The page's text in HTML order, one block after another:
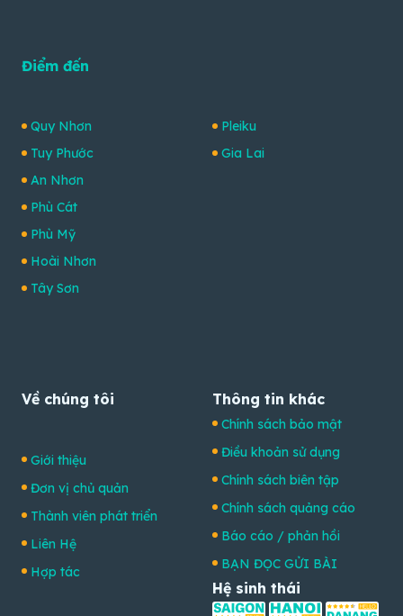
Điểm đến
Quy Nhơn
Tuy Phước
An Nhơn
Phù Cát
Phù Mỹ
Hoài Nhơn
Tây Sơn
Pleiku
Gia Lai
Về chúng tôi
Giới thiệu
Đơn vị chủ quản
Thành viên phát triển
Liên Hệ
Hợp tác
Thông tin khác
Chính sách bảo mật
Điều khoản sử dụng
Chính sách biên tập
Chính sách quảng cáo
Báo cáo / phản hồi
BẠN ĐỌC GỬI BÀI
Hệ sinh thái